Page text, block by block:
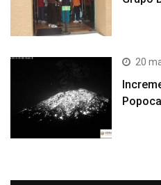
20